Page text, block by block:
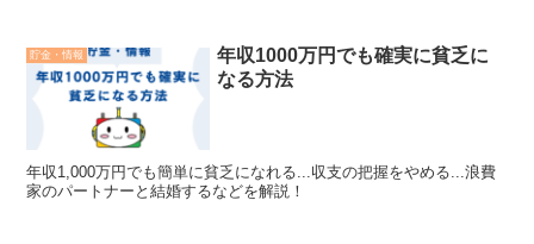
貯金・情報
年収1000万円でも確実に貧乏に
なる方法
年収1,000万円でも簡単に貧乏になれる...収支の把握をやめる...浪費
家のパートナーと結婚するなどを解説！